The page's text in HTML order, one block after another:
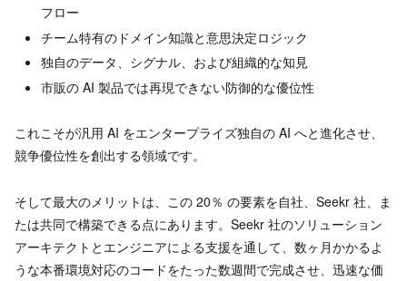
フロー
チーム特有のドメイン知識と意思決定ロジック
独自のデータ、シグナル、および組織的な知見
市販の AI 製品では再現できない防御的な優位性
これこそが汎用 AI をエンタープライズ独自の AI へと進化させ、
競争優位性を創出する領域です。
そして最大のメリットは、この 20％ の要素を自社、Seekr 社、ま
たは共同で構築できる点にあります。Seekr 社のソリューション
アーキテクトとエンジニアによる支援を通して、数ヶ月かかるよ
うな本番環境対応のコードをたった数週間で完成させ、迅速な価